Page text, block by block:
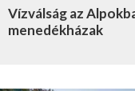
Vízválság az
menedékházak